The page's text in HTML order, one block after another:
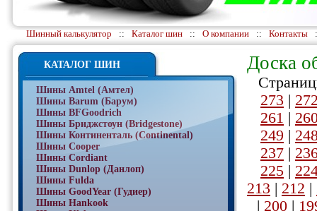
Шинный калькулятор :: Каталог шин :: О компании :: Контакты
КАТАЛОГ ШИН
Шины Amtel (Амтел)
Шины Barum (Барум)
Шины BFGoodrich
Шины Бриджстоун (Bridgestone)
Шины Континенталь (Continental)
Шины Cooper
Шины Cordiant
Шины Dunlop (Данлоп)
Шины Fulda
Шины GoodYear (Гудиер)
Шины Hankook
Доска
273 |
261 |
249 |
237 |
225 |
213 | 212 |
| 200 |